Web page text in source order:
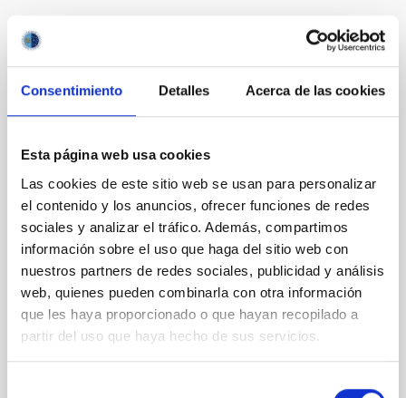
Consentimiento Detalles Acerca de las cookies
Esta página web usa cookies
Las cookies de este sitio web se usan para personalizar
el contenido y los anuncios, ofrecer funciones de redes
sociales y analizar el tráfico. Además, compartimos
información sobre el uso que haga del sitio web con
nuestros partners de redes sociales, publicidad y análisis
web, quienes pueden combinarla con otra información
que les haya proporcionado o que hayan recopilado a
partir del uso que haya hecho de sus servicios.
Te puede interesar
CON ÁRBITRO
Magnetic Field Alignment with Dense
Cores in the Transition between Cloud and
In a magnetically dominated model of star formation,
we expect to see alignments between the magnetic
field orientation of star-forming dense cores and the
cloud-scale magnetic field. A. Pandhi et al. showed
instead, however, that the orientation of cores and
their angular momentum vectors appear random
with respect to the larger-scale magnetic